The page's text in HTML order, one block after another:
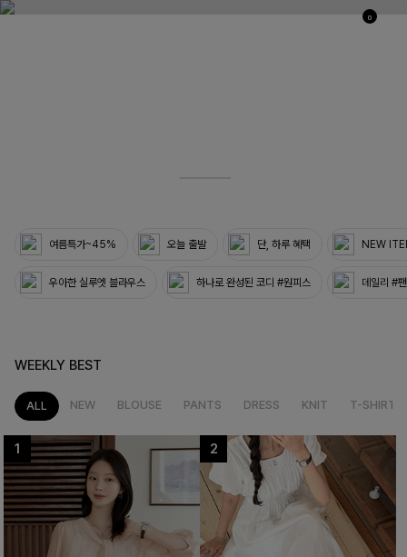
0
여름특가~45% 오늘 출발 단, 하루 혜택 NEW
우아한 실루엣 블라우스 하나로 완성된 코디 #원피스 데일리 #
WEEKLY BEST
ALL NEW BLOUSE PANTS DRESS KNIT T-SHIRT